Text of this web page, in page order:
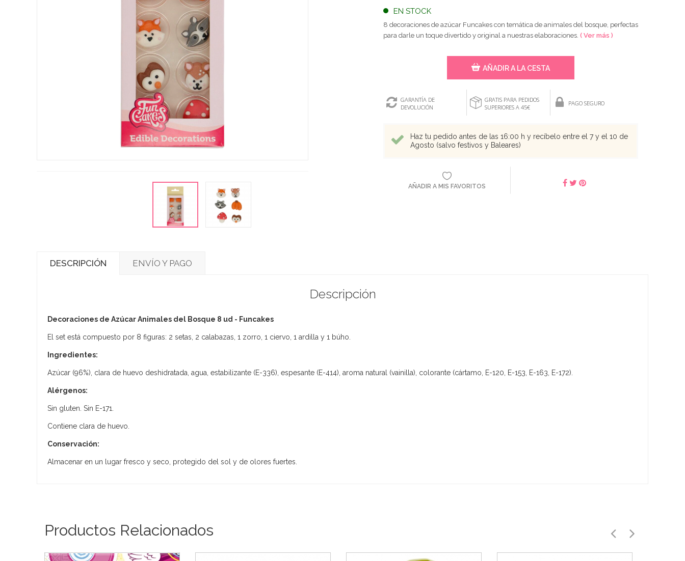
EN STOCK
8 decoraciones de azúcar Funcakes con temática de animales del bosque, perfectas
para darle un toque divertido y original a nuestras elaboraciones. ( Ver más )
AÑADIR A LA CESTA
GARANTÍA DE
DEVOLUCIÓN
GRATIS PARA PEDIDOS
SUPERIORES A 45€
PAGO SEGURO
Haz tu pedido antes de las 16:00 h y recíbelo entre el 7 y el 10 de
Agosto (salvo festivos y Baleares)
AÑADIR A MIS FAVORITOS
DESCRIPCIÓN ENVÍO Y PAGO
Descripción
Decoraciones de Azúcar Animales del Bosque 8 ud - Funcakes
El set está compuesto por 8 figuras: 2 setas, 2 calabazas, 1 zorro, 1 ciervo, 1 ardilla y 1 búho.
Ingredientes:
Azúcar (96%), clara de huevo deshidratada, agua, estabilizante (E-336), espesante (E-414), aroma natural (vainilla), colorante (cártamo, E-120, E-153, E-163, E-172).
Alérgenos:
Sin gluten. Sin E-171.
Contiene clara de huevo.
Conservación:
Almacenar en un lugar fresco y seco, protegido del sol y de olores fuertes.
Productos Relacionados